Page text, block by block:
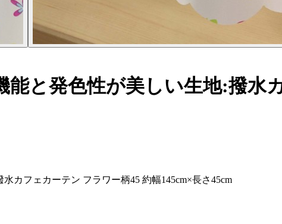
能と発色性が美しい生地:撥水
カフェカーテン フラワー柄45 約幅145cm×長さ45cm